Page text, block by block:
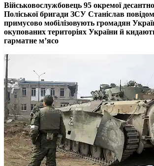
Військовослужбовець 95 окремої
Поліської бригади ЗСУ Станіслав
примусово мобілізовують громадян
окупованих територіях України й
гарматне мʼясо